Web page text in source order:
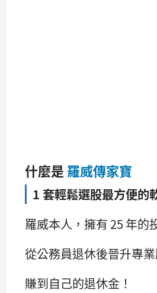
什麼是 羅威傳家寶
1 套輕鬆選股最方便的
羅威本人，擁有 25 年的
從公務員退休後晉升專業
賺到自己的退休金！